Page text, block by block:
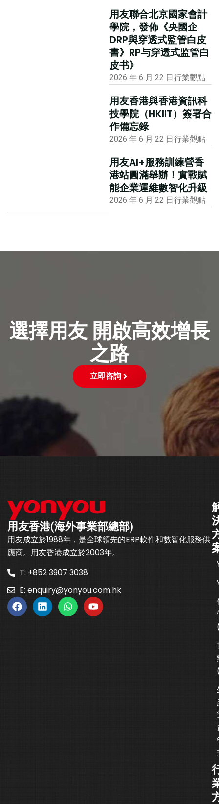
閲讀更多
用友聯合北京國家會計
學院，發佈《央國企
DRP與穿透式監管白皮
書》RP与穿透式监管白
皮书》
2026 年 6 月 22 日 行業觀點
用友香港與香港資訊科
技學院（HKIIT）簽署合
作備忘錄
2026 年 6 月 22 日 行業觀點
用友AI+服務訓練營香
港站圓滿舉辦！實戰賦
能企業運維數智化升級
2026 年 6 月 22 日 行業觀點
選擇用友 開啟高效增長
之路
立即咨詢
用友香港(海外事業部總部)
用友成立於1988年，是全球領先的ERP軟件和數智化服務供
應商。用友香港成立於2003年。
T: +852 3907 3038
E: enquiry@yonyou.com.hk